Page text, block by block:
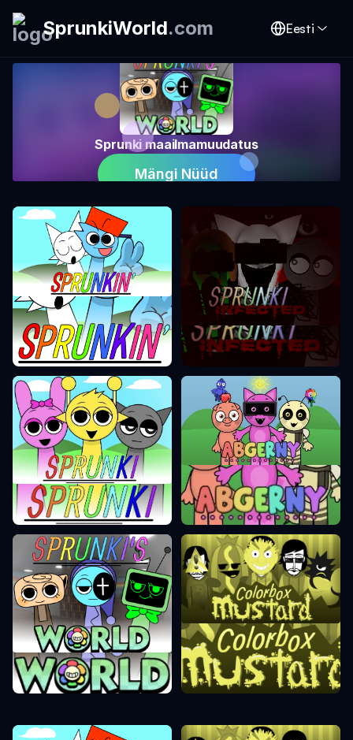
SprunkiWorld.com Eesti
Sprunki maailmamuudatus
Mängi Nüüd
Sprunki FNF
Sprunki nakatunud režiim
Sprunki Incredibox
Incredibox Abgerny
Sprunki maailmamuudatus
Värviline kast sinep